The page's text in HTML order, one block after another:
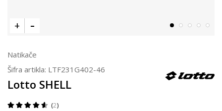
Natikače
Šifra artikla: LTF231G402-46
Lotto SHELL
2